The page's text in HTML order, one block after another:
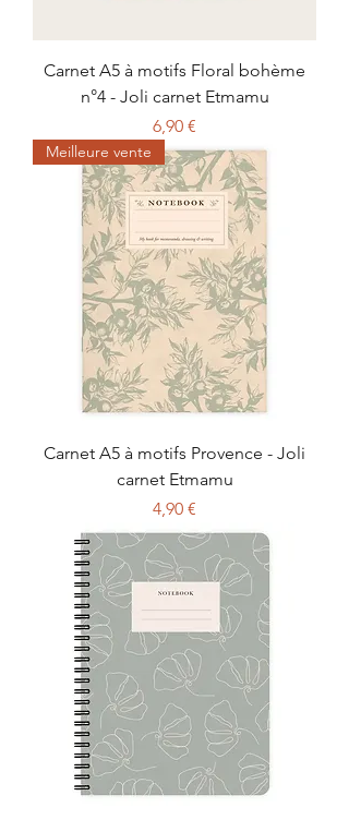
Carnet A5 à motifs Floral bohème
n°4 - Joli carnet Etmamu
Prix
6,90 €
Meilleure vente
Carnet A5 à motifs Provence - Joli
carnet Etmamu
Prix
4,90 €